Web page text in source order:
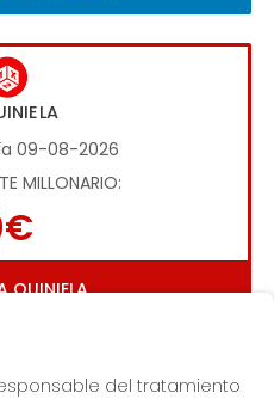
09-08-2026
MILLONARIO:
QUINIELA
responsable del tratamiento